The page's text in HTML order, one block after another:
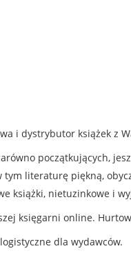
i dystrybutor książek z
początkujących,
literaturę piękną,
książki, nietuzinkowe i
księgarni online.
dla wydawców.